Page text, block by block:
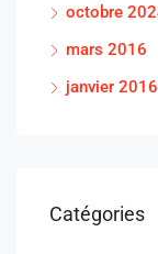
octobre
mars 2016
janvier 2016
Catégories